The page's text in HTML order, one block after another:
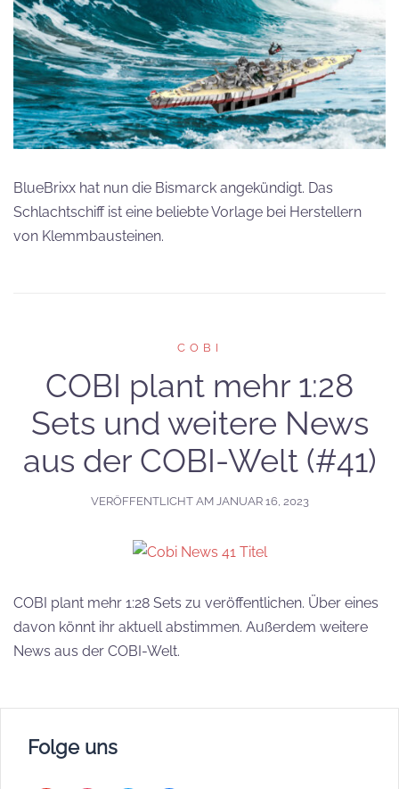
BlueBrixx hat nun die Bismarck angekündigt. Das
Schlachtschiff ist eine beliebte Vorlage bei Herstellern
von Klemmbausteinen.
COBI
COBI plant mehr 1:28
Sets und weitere News
aus der COBI-Welt (#41)
VERÖFFENTLICHT AM JANUAR 16, 2023
COBI plant mehr 1:28 Sets zu veröffentlichen. Über eines
davon könnt ihr aktuell abstimmen. Außerdem weitere
News aus der COBI-Welt.
Folge uns